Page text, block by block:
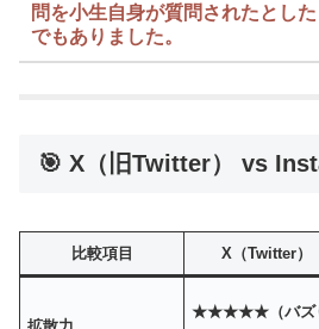
問を小生自身が質問されたとし
でもありました。
🎯 X（旧Twitter） vs
比較項目 X（Twitter）
★★★★★（バズ